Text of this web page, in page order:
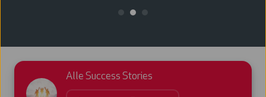
Alle Success Stories